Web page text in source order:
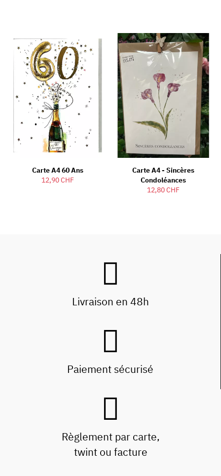
Carte A4 60 Ans
12,90 CHF
Carte A4 - Sincères
Condoléances
12,80 CHF
Livraison en 48h
Paiement sécurisé
Règlement par carte,
twint ou facture